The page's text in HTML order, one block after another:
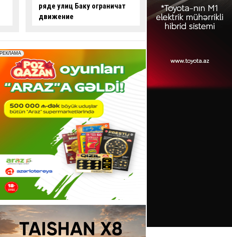
опасные действия за рулем
-ВИДЕО
произошло
ДТП: есть
пострадавший